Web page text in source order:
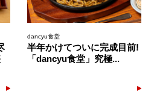
dancyu食堂
半年かけてついに完成目前!
「dancyu食堂」究極...